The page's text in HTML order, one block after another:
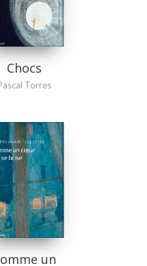
Chocs
Torres
un